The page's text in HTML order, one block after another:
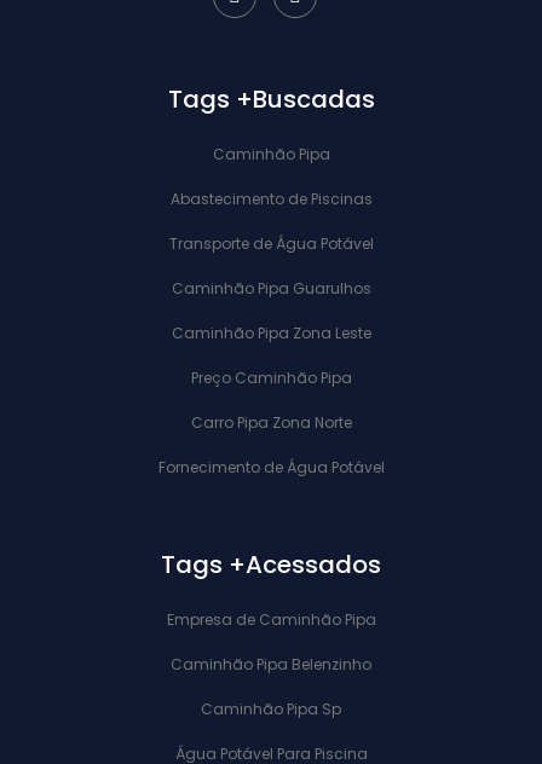
Tags +Buscadas
Caminhão Pipa
Abastecimento de Piscinas
Transporte de Água Potável
Caminhão Pipa Guarulhos
Caminhão Pipa Zona Leste
Preço Caminhão Pipa
Carro Pipa Zona Norte
Fornecimento de Água Potável
Tags +Acessados
Empresa de Caminhão Pipa
Caminhão Pipa Belenzinho
Caminhão Pipa Sp
Água Potável Para Piscina